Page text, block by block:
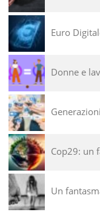
Euro
Donne e
Cop29: un
Un